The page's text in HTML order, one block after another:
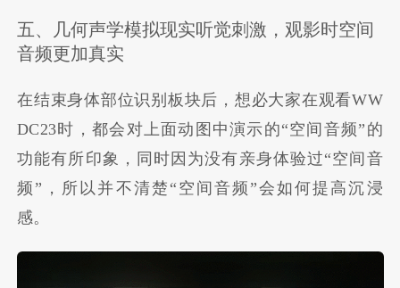
五、几何声学模拟现实听觉刺激，观影时空间
音频更加真实
在结束身体部位识别板块后，想必大家在观看WW
DC23时，都会对上面动图中演示的“空间音频”的
功能有所印象，同时因为没有亲身体验过“空间音
频”，所以并不清楚“空间音频”会如何提高沉浸
感。